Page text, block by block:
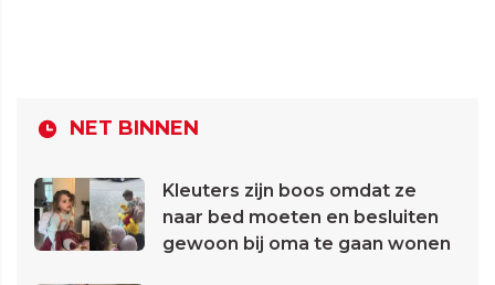
NET BINNEN
Kleuters zijn boos omdat ze
naar bed moeten en besluiten
gewoon bij oma te gaan wonen